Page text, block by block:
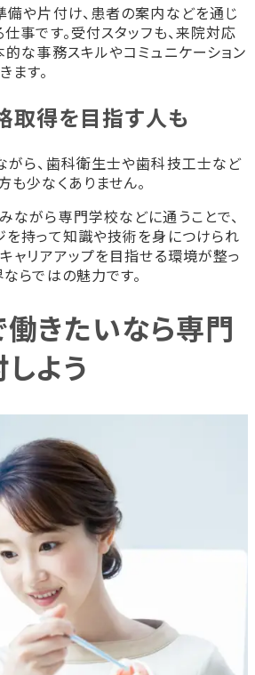
備や片付け、患者の案内などを通じ
事です。受付スタッフも、来院対応
な事務スキルやコミュニケーション
す。
取得を目指す人も
がら、歯科衛生士や歯科技工士など
少なくありません。
ながら専門学校などに通うことで、
を持って知識や技術を身につけられ
ャリアアップを目指せる環境が整っ
らではの魅力です。
きたいなら専門
よう